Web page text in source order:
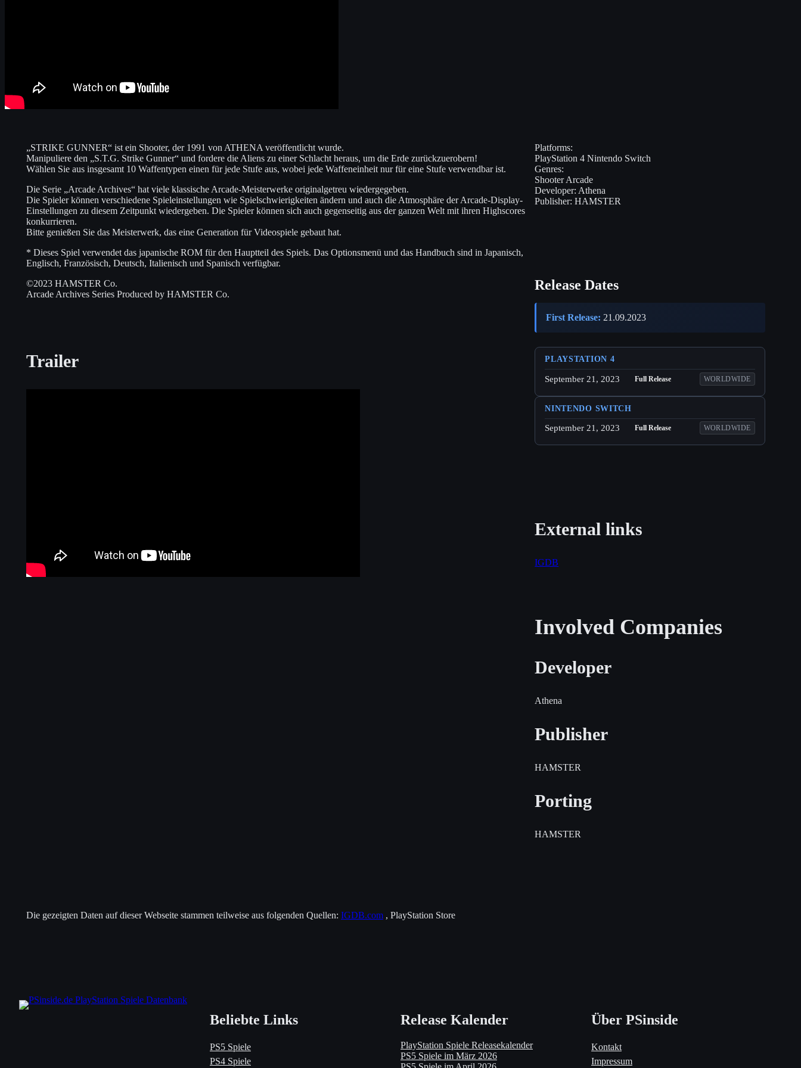
„STRIKE GUNNER“ ist ein Shooter, der 1991 von ATHENA veröffentlicht wurde.
Manipuliere den „S.T.G. Strike Gunner“ und fordere die Aliens zu einer Schlacht heraus, um die Erde zurückzuerobern!
Wählen Sie aus insgesamt 10 Waffentypen einen für jede Stufe aus, wobei jede Waffeneinheit nur für eine Stufe verwendbar ist.
Die Serie „Arcade Archives“ hat viele klassische Arcade-Meisterwerke originalgetreu wiedergegeben.
Die Spieler können verschiedene Spieleinstellungen wie Spielschwierigkeiten ändern und auch die Atmosphäre der Arcade-Display-
Einstellungen zu diesem Zeitpunkt wiedergeben. Die Spieler können sich auch gegenseitig aus der ganzen Welt mit ihren Highscores
konkurrieren.
Bitte genießen Sie das Meisterwerk, das eine Generation für Videospiele gebaut hat.
* Dieses Spiel verwendet das japanische ROM für den Hauptteil des Spiels. Das Optionsmenü und das Handbuch sind in Japanisch,
Englisch, Französisch, Deutsch, Italienisch und Spanisch verfügbar.
©2023 HAMSTER Co.
Arcade Archives Series Produced by HAMSTER Co.
Trailer
Platforms:
PlayStation 4Nintendo Switch
Genres:
ShooterArcade
Developer: Athena
Publisher: HAMSTER
Release Dates
First Release: 21.09.2023
PLAYSTATION 4
September 21, 2023 Full Release WORLDWIDE
NINTENDO SWITCH
September 21, 2023 Full Release WORLDWIDE
External links
IGDB
Involved Companies
Developer
Athena
Publisher
HAMSTER
Porting
HAMSTER
Die gezeigten Daten auf dieser Webseite stammen teilweise aus folgenden Quellen: IGDB.com , PlayStation Store
Beliebte Links
PS5 Spiele
PS4 Spiele
Release Kalender
PlayStation Spiele Releasekalender
PS5 Spiele im März 2026
Über PSinside
Kontakt
Impressum